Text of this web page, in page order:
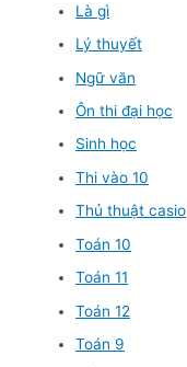
Là gì
Lý thuyết
Ngữ văn
Ôn thi đại học
Sinh học
Thi vào 10
Thủ thuật casio
Toán 10
Toán 11
Toán 12
Toán 9